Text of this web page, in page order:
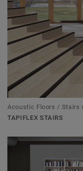
Acoustic Floors / Stairs
TAPIFLEX STAIRS